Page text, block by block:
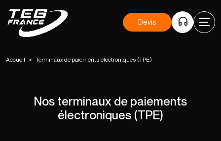
Devis
Accueil > Terminaux de paiements électroniques (TPE)
Nos terminaux de paiements
électroniques (TPE)